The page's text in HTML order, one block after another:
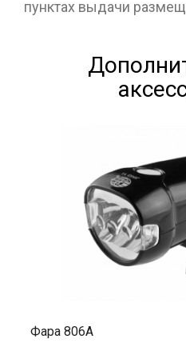
пунктах выдачи
Фара 806А